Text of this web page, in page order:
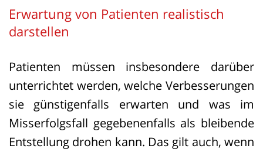
Erwartung von Patienten realistisch
darstellen
Patienten müssen insbesondere darüber
unterrichtet werden, welche Verbesserungen
sie günstigenfalls erwarten und was im
Misserfolgsfall gegebenenfalls als bleibende
Entstellung drohen kann. Das gilt auch, wenn